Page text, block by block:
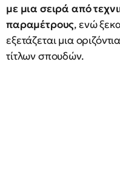
με μια σειρά από
παραμέτρους, ενώ
εξετάζεται μια
τίτλων σπουδών.